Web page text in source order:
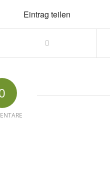
Eintrag teilen